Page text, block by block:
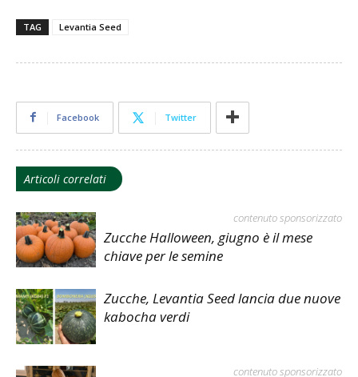
TAG Levantia Seed
Facebook Twitter
Articoli correlati
contenuto sponsorizzato
Zucche Halloween, giugno è il mese
chiave per le semine
Zucche, Levantia Seed lancia due nuove
kabocha verdi
contenuto sponsorizzato